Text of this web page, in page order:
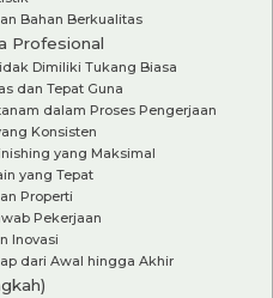
Bahan Berkualitas
Profesional
Dimiliki Tukang Biasa
dan Tepat Guna
dalam Proses Pengerjaan
Konsisten
yang Maksimal
yang Tepat
Properti
Pekerjaan
Inovasi
dari Awal hingga Akhir